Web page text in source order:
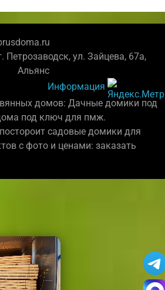
Петрозаводск, ул. Зайцева, 67а,
Альянс
Информация
домов: Дачные домики под
под ключ для пмж.
садовые домики для
с фото и ценами: заказать